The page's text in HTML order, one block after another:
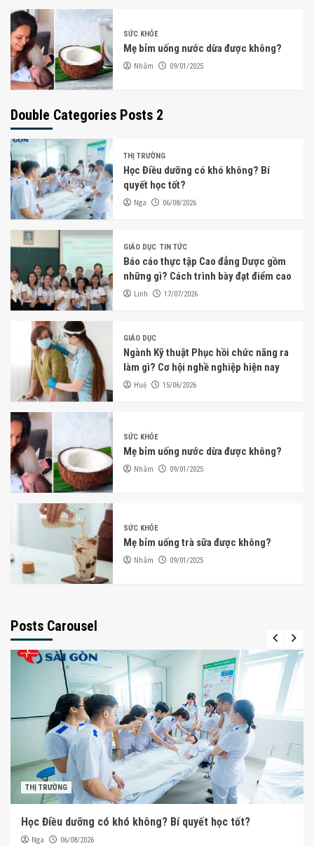
SỨC KHỎE
Mẹ bỉm uống nước dừa được không?
Nhâm 09/01/2025
Double Categories Posts 2
THỊ TRƯỜNG
Học Điều dưỡng có khó không? Bí
quyết học tốt?
Nga 06/08/2026
GIÁO DỤC TIN TỨC
Báo cáo thực tập Cao đẳng Dược gồm
những gì? Cách trình bày đạt điểm cao
Linh 17/07/2026
GIÁO DỤC
Ngành Kỹ thuật Phục hồi chức năng ra
làm gì? Cơ hội nghề nghiệp hiện nay
Huệ 15/06/2026
SỨC KHỎE
Mẹ bỉm uống nước dừa được không?
Nhâm 09/01/2025
SỨC KHỎE
Mẹ bỉm uống trà sữa được không?
Nhâm 09/01/2025
Posts Carousel
THỊ TRƯỜNG
Học Điều dưỡng có khó không? Bí quyết học tốt?
Nga 06/08/2026